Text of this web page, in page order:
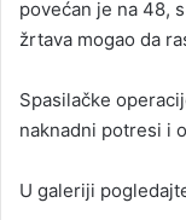
povećan je na 48,
žrtava mogao da
Spasilačke
naknadni potresi i
U galeriji